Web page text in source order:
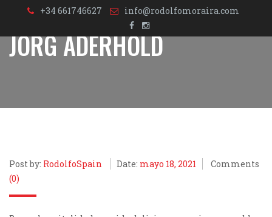
+34 661746627 info@rodolfomoraira.com
JÖRG ADERHOLD
Post by: RodolfoSpain Date: mayo 18, 2021
Comments
(0)